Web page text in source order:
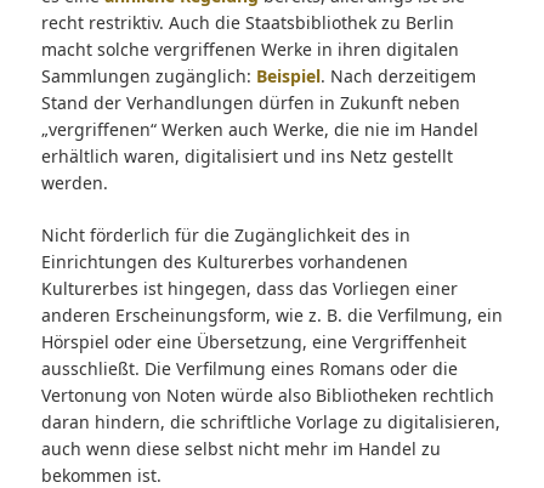
recht restriktiv. Auch die Staatsbibliothek zu Berlin
macht solche vergriffenen Werke in ihren digitalen
Sammlungen zugänglich: Beispiel. Nach derzeitigem
Stand der Verhandlungen dürfen in Zukunft neben
„vergriffenen“ Werken auch Werke, die nie im Handel
erhältlich waren, digitalisiert und ins Netz gestellt
werden.
Nicht förderlich für die Zugänglichkeit des in
Einrichtungen des Kulturerbes vorhandenen
Kulturerbes ist hingegen, dass das Vorliegen einer
anderen Erscheinungsform, wie z. B. die Verfilmung, ein
Hörspiel oder eine Übersetzung, eine Vergriffenheit
ausschließt. Die Verfilmung eines Romans oder die
Vertonung von Noten würde also Bibliotheken rechtlich
daran hindern, die schriftliche Vorlage zu digitalisieren,
auch wenn diese selbst nicht mehr im Handel zu
bekommen ist.